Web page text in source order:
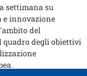
settimana su
e innovazione
del
quadro degli obiettivi